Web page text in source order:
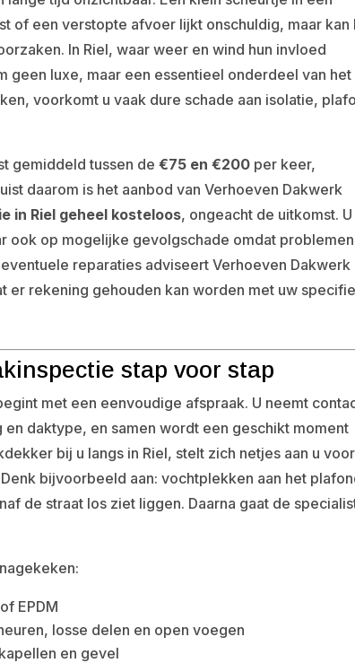
of een verstopte afvoer lijkt onschuldig, maar kan
In Riel, waar weer en wind hun invloed
geen luxe, maar een essentieel onderdeel van het
voorkomt u vaak dure schade aan isolatie,
gemiddeld tussen de€75 en €200 per keer,
daarom is het aanbod van Verhoeven Dakwerk
in Riel geheel kosteloos, ongeacht de uitkomst. U
ook op mogelijke gevolgschade omdat problemen
reparaties adviseert Verhoeven Dakwerk
er rekening gehouden kan worden met uw
stap voor stap
met een eenvoudige afspraak. U neemt
daktype, en samen wordt een geschikt moment
bij u langs in Riel, stelt zich netjes aan u
bijvoorbeeld aan: vochtplekken aan het
de straat los ziet liggen. Daarna gaat de
EPDM
losse delen en open voegen
en gevel